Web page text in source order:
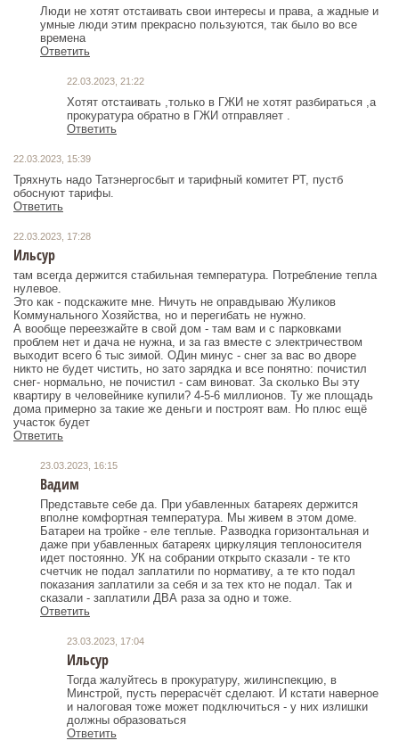
Люди не хотят отстаивать свои интересы и права, а жадные и
умные люди этим прекрасно пользуются, так было во все
времена
Ответить
22.03.2023, 21:22
Хотят отстаивать ,только в ГЖИ не хотят разбираться ,а
прокуратура обратно в ГЖИ отправляет .
Ответить
22.03.2023, 15:39
Тряхнуть надо Татэнергосбыт и тарифный комитет РТ, пустб
обоснуют тарифы.
Ответить
22.03.2023, 17:28
Ильсур
там всегда держится стабильная температура. Потребление тепла
нулевое.
Это как - подскажите мне. Ничуть не оправдываю Жуликов
Коммунального Хозяйства, но и перегибать не нужно.
А вообще переезжайте в свой дом - там вам и с парковками
проблем нет и дача не нужна, и за газ вместе с электричеством
выходит всего 6 тыс зимой. ОДин минус - снег за вас во дворе
никто не будет чистить, но зато зарядка и все понятно: почистил
снег- нормально, не почистил - сам виноват. За сколько Вы эту
квартиру в человейнике купили? 4-5-6 миллионов. Ту же площадь
дома примерно за такие же деньги и построят вам. Но плюс ещё
участок будет
Ответить
23.03.2023, 16:15
Вадим
Представьте себе да. При убавленных батареях держится
вполне комфортная температура. Мы живем в этом доме.
Батареи на тройке - еле теплые. Разводка горизонтальная и
даже при убавленных батареях циркуляция теплоносителя
идет постоянно. УК на собрании открыто сказали - те кто
счетчик не подал заплатили по нормативу, а те кто подал
показания заплатили за себя и за тех кто не подал. Так и
сказали - заплатили ДВА раза за одно и тоже.
Ответить
23.03.2023, 17:04
Ильсур
Тогда жалуйтесь в прокуратуру, жилинспекцию, в
Минстрой, пусть перерасчёт сделают. И кстати наверное
и налоговая тоже может подключиться - у них излишки
Ответить